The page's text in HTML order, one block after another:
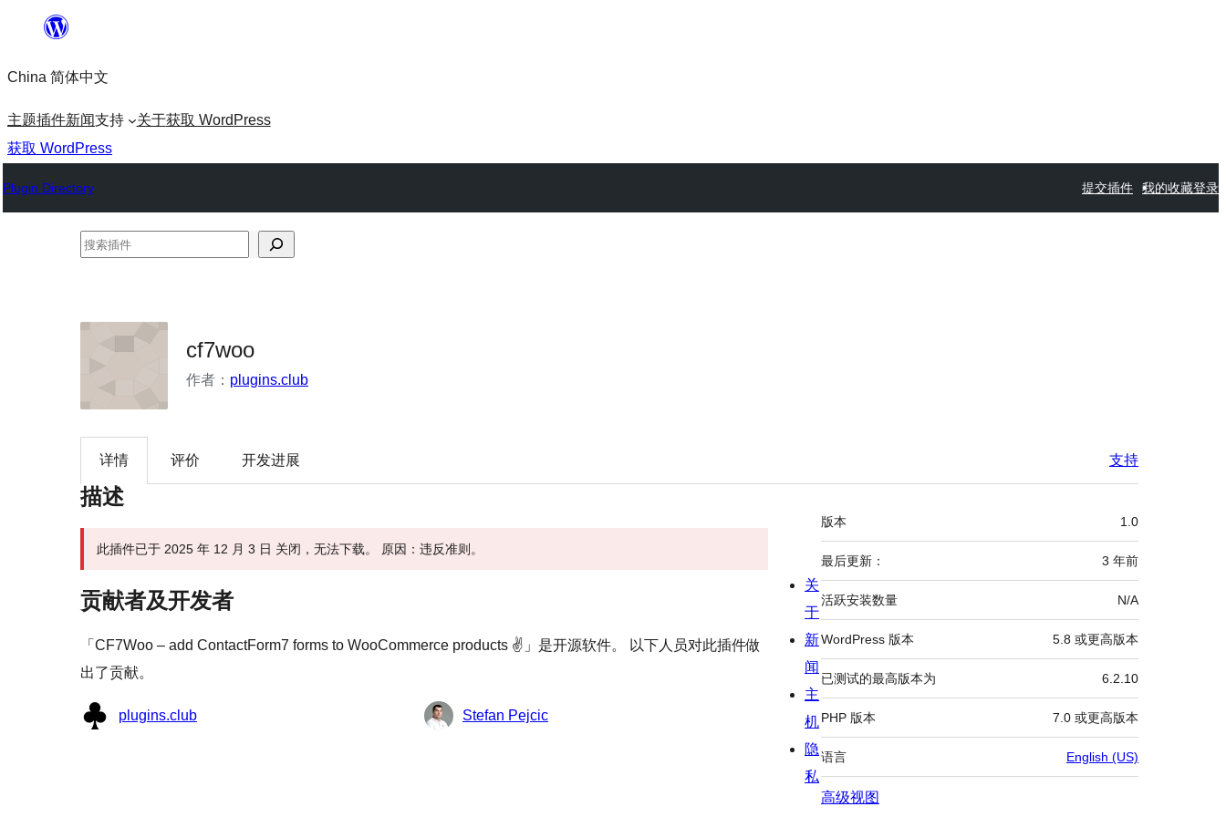
内
容
China 简体中文
主题插件新闻支持 关于获取 WordPress
获取 WordPress
Plugin Directory 提交插件 我的收藏登录
搜
件
cf7woo
作者： plugins.club
详情 评价 开发进展 支持
描述
此插件已于 2025 年 12 月 3 日 关闭，无法下载。 原因：违反准则。
贡献者及开发者
「CF7Woo – add ContactForm7 forms to WooCommerce products ✌」是开源软件。 以下人员对此插件做
出了贡献。
贡
plugins.club Stefan Pejcic
额
外
信
息
版本 1.0
最后更新： 3 年前
活跃安装数量 N/A
WordPress 版本 5.8 或更高版本
已测试的最高版本为 6.2.10
PHP 版本 7.0 或更高版本
语言 English (US)
高级视图
关
于
新
闻
主
机
隐
私